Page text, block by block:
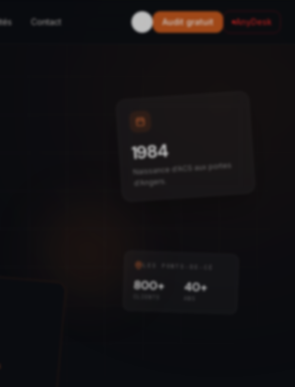
Contact Audit gratuit AnyDesk
1984
Naissance d'ACS aux portes
d'Angers.
LES PONTS-DE-CÉ
800+ 40+